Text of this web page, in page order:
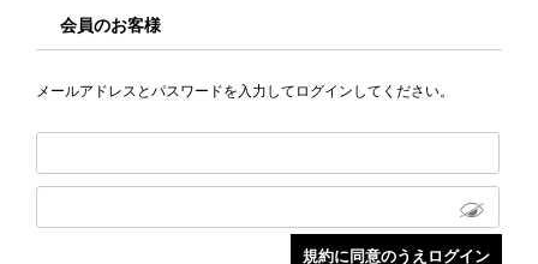
会員のお客様
メールアドレスとパスワードを入力してログインしてください。